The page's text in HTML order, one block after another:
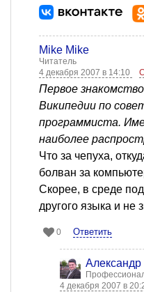
Mike Mike
Читатель
4 декабря 2007 в 14:10
Первое
Википедии по
программиста.
наиболее
Что за чепуха,
болван за
Скорее, в среде
другого языка и не
0 Ответить
4 декабря 2007 в